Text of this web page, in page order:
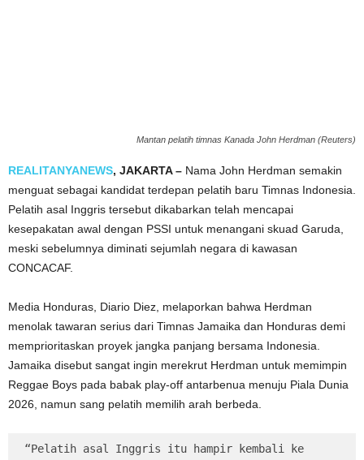
Mantan pelatih timnas Kanada John Herdman (Reuters)
REALITANYANEWS, JAKARTA – Nama John Herdman semakin
menguat sebagai kandidat terdepan pelatih baru Timnas Indonesia.
Pelatih asal Inggris tersebut dikabarkan telah mencapai
kesepakatan awal dengan PSSI untuk menangani skuad Garuda,
meski sebelumnya diminati sejumlah negara di kawasan
CONCACAF.
Media Honduras, Diario Diez, melaporkan bahwa Herdman
menolak tawaran serius dari Timnas Jamaika dan Honduras demi
memprioritaskan proyek jangka panjang bersama Indonesia.
Jamaika disebut sangat ingin merekrut Herdman untuk memimpin
Reggae Boys pada babak play-off antarbenua menuju Piala Dunia
2026, namun sang pelatih memilih arah berbeda.
“Pelatih asal Inggris itu hampir kembali ke